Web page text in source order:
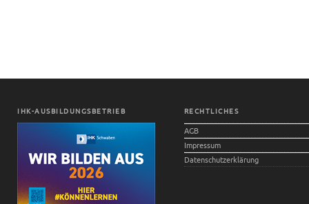
IHK-AUSBILDUNGSBETRIEB RECHTLICHES
AGB
Impressum
Datenschutzerklärung